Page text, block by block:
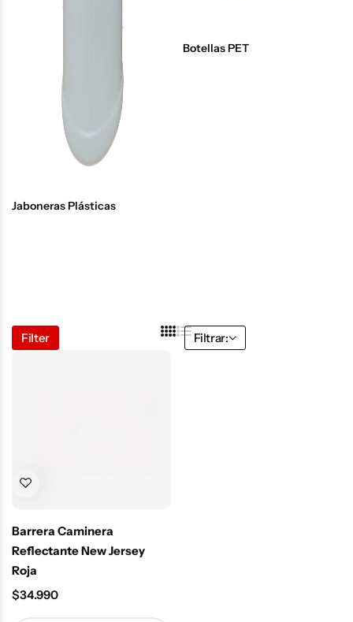
Jaboneras Plásticas
Botellas PET
Filter Filtrar:
Barrera Caminera
Reflectante New Jersey
Roja
$34.990